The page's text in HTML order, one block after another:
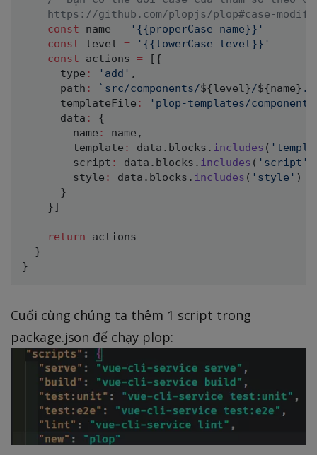
https://github.com/plopjs/plop#case-
const name =
'{{properCase name}}'
const level =
'{{lowerCase level}}'
const actions = [{
      type
: 'add' ,
      path
: ` src/components/${level}/${name}
      templateFile
:
'plop-templates/
      data
:
{
        name
: name ,
        template
: data . blocks . includes (
        script
: data . blocks . includes ( 'script'
        style
: data . blocks . includes ( 'style' )
}
}]
return actions
}
}
Cuối cùng chúng ta thêm 1 script trong
package.json để chạy plop: